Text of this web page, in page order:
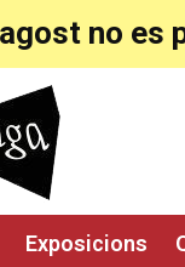
no es
Exposicions